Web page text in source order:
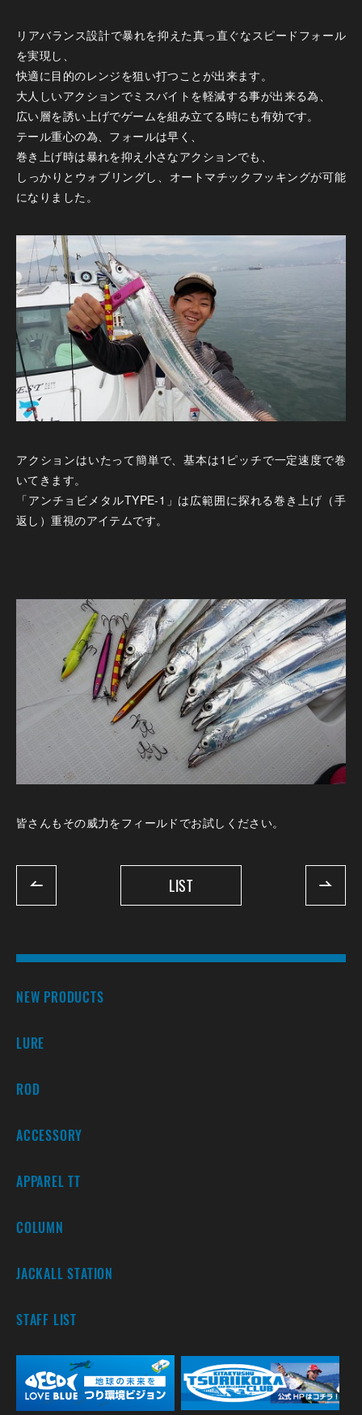
リアバランス設計で暴れを抑えた真っ直ぐなスピードフォール
を実現し、
快適に目的のレンジを狙い打つことが出来ます。
大人しいアクションでミスバイトを軽減する事が出来る為、
広い層を誘い上げでゲームを組み立てる時にも有効です。
テール重心の為、フォールは早く、
巻き上げ時は暴れを抑え小さなアクションでも、
しっかりとウォブリングし、オートマチックフッキングが可能
になりました。
アクションはいたって簡単で、基本は1ピッチで一定速度で巻
いてきます。
「アンチョビメタルTYPE-1」は広範囲に探れる巻き上げ（手
返し）重視のアイテムです。
皆さんもその威力をフィールドでお試しください。
LIST
NEW PRODUCTS
LURE
ROD
ACCESSORY
APPAREL TT
COLUMN
JACKALL STATION
STAFF LIST